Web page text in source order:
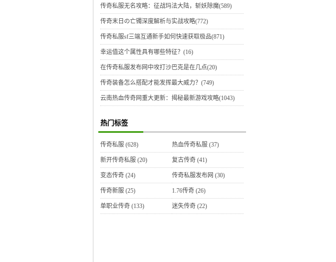
传奇私服无名攻略：征战玛法大陆，斩妖除魔(589)
传奇末日の亡镯深度解析与实战攻略(772)
传奇私服sf三端互通新手如何快速获取极品(871)
幸运值这个属性具有哪些特征？(16)
在传奇私服发布网中攻打沙巴克是在几点(20)
传奇装备怎么搭配才能发挥最大威力？(749)
云南热血传奇网重大更新：揭秘最新游戏攻略(1043)
热门标签
传奇私服 (628) 热血传奇私服 (37)
新开传奇私服 (20) 复古传奇 (41)
变态传奇 (24) 传奇私服发布网 (30)
传奇新服 (25) 1.76传奇 (26)
单职业传奇 (133) 迷失传奇 (22)